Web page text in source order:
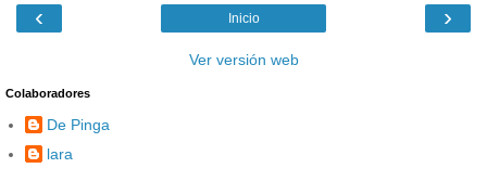
‹ ›
Inicio
Ver versión web
Colaboradores
De Pinga
lara